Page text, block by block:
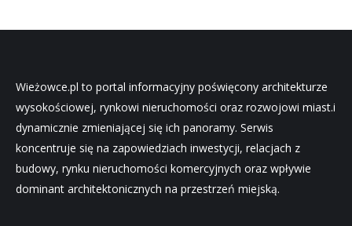
Wieżowce.pl to portal informacyjny poświęcony architekturze
wysokościowej, rynkowi nieruchomości oraz rozwojowi miast.i
dynamicznie zmieniającej się ich panoramy. Serwis
koncentruje się na zapowiedziach inwestycji, relacjach z
budowy, rynku nieruchomości komercyjnych oraz wpływie
dominant architektonicznych na przestrzeń miejską.